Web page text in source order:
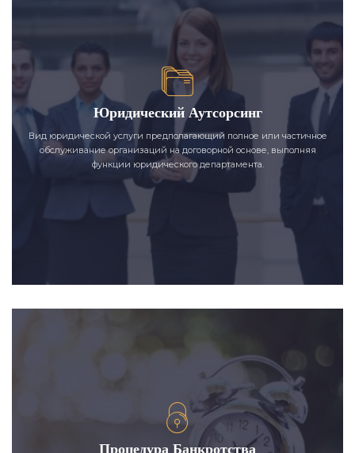
Юридический Аутсорсинг
Вид юридической услуги предполагающий полное или частичное
обслуживание организаций на договорной основе, выполняя
функции юридического департамента.
Процедура Банкротства